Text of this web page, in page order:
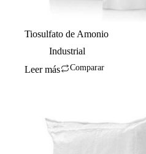
Tiosulfato de Amonio
Industrial
Leer más
Comparar